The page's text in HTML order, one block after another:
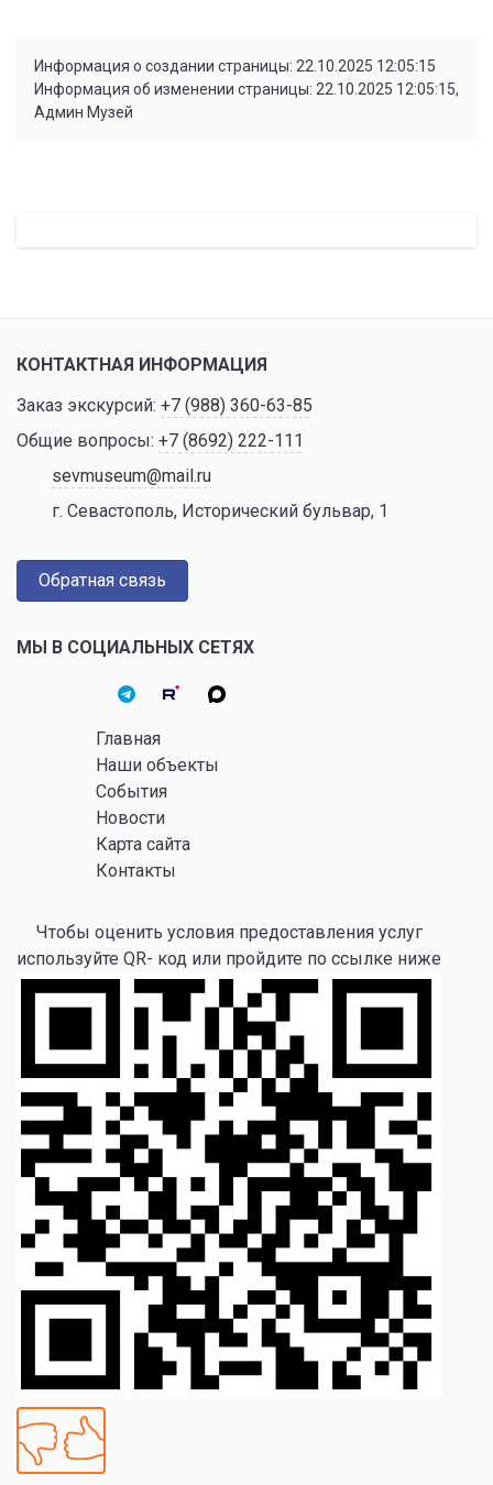
Информация о создании страницы: 22.10.2025 12:05:15
Информация об изменении страницы: 22.10.2025 12:05:15,
Админ Музей
КОНТАКТНАЯ ИНФОРМАЦИЯ
Заказ экскурсий: +7 (988) 360-63-85
Общие вопросы: +7 (8692) 222-111
sevmuseum@mail.ru
г. Севастополь, Исторический бульвар, 1
Обратная связь
МЫ В СОЦИАЛЬНЫХ СЕТЯХ
Главная
Наши объекты
События
Новости
Карта сайта
Контакты
Чтобы оценить условия предоставления услуг
используйте QR- код или пройдите по ссылке ниже